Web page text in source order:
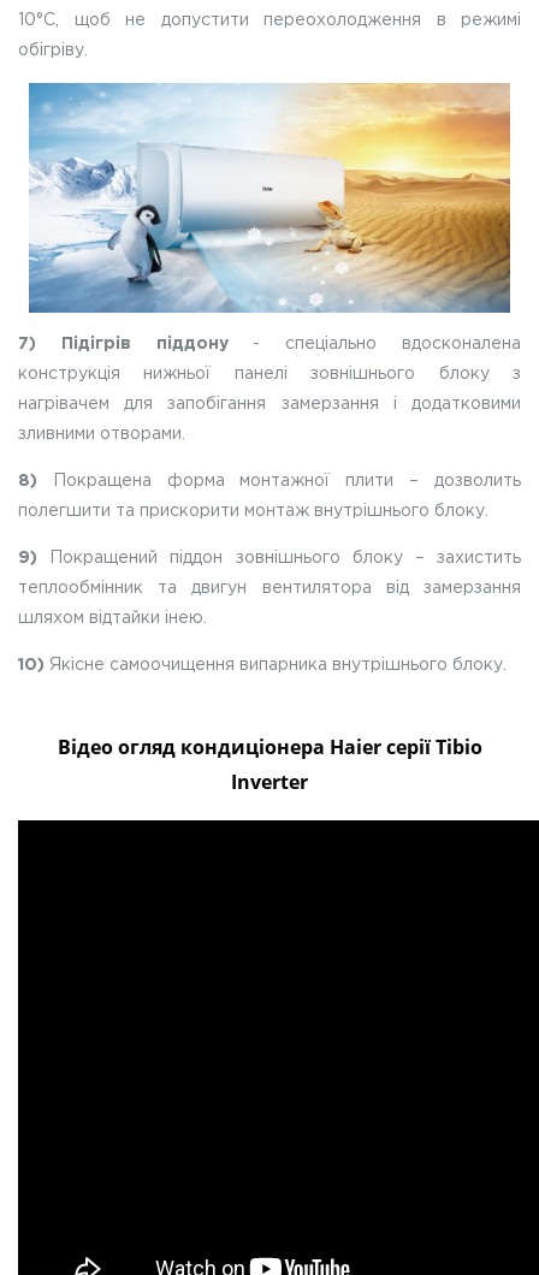
10°С, щоб не допустити переохолодження в режимі
обігріву.
7) Підігрів піддону- спеціально вдосконалена
конструкція нижньої панелі зовнішнього блоку з
нагрівачем для запобігання замерзання і додатковими
зливними отворами.
8) Покращена форма монтажної плити – дозволить
полегшити та прискорити монтаж внутрішнього блоку.
9) Покращений піддон зовнішнього блоку – захистить
теплообмінник та двигун вентилятора від замерзання
шляхом відтайки інею.
10) Якісне самоочищення випарника внутрішнього блоку.
Відео огляд кондиціонера Haier серії Tibio
Inverter